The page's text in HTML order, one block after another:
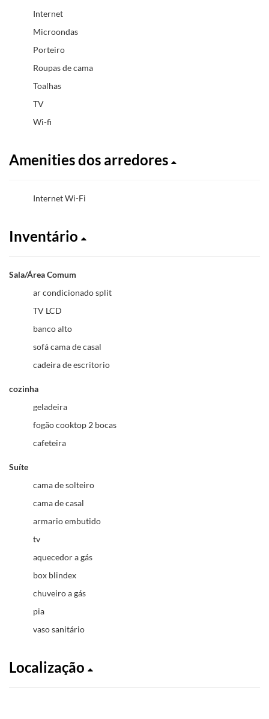
Internet
Microondas
Porteiro
Roupas de cama
Toalhas
TV
Wi-fi
Amenities dos arredores
Internet Wi-Fi
Inventário
Sala/Área Comum
ar condicionado split
TV LCD
banco alto
sofá cama de casal
cadeira de escritorio
cozinha
geladeira
fogão cooktop 2 bocas
cafeteira
Suíte
cama de solteiro
cama de casal
armario embutido
tv
aquecedor a gás
box blindex
chuveiro a gás
pia
vaso sanitário
Localização